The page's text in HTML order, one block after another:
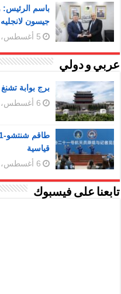
باسم الرئيس:
جيسون لانجليه
5 أغسطس، 2026
عربي و دولي
برج بوابة
6 أغسطس، 2026
قياسية
6 أغسطس، 2026
تابعنا على فيسبوك